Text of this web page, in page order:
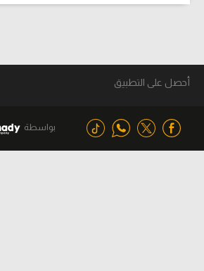
أحصل على التطبيق
بواسطة